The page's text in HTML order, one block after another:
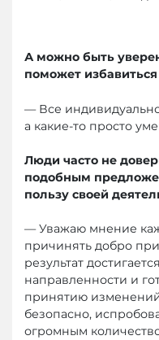
А можно быть
поможет
— Все
а какие-то просто
Люди часто не
подобным
пользу своей
— Уважаю мнение
причинять добро
результат
направленности и
принятию
безопасно,
огромным